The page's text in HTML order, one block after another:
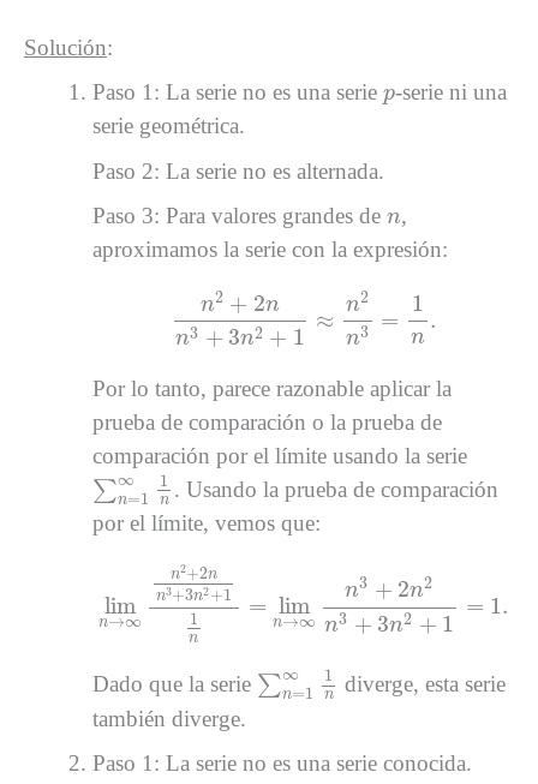
Solución:
Paso 1: La serie no es una seriep
p-serie ni una
serie geométrica.
Paso 2: La serie no es alternada.
Paso 3: Para valores grandes den
n,
aproximamos la serie con la expresión:
n2 + 2n
n3 + 3n2 + 1
≈
n2
n3 =
1
n
.
2n n 3+ 2 1n
Por lo tanto, parece razonable aplicar la
prueba de comparación o la prueba de
comparación por el límite usando la serie
∑∞
n=1
1
n
∑n=1 ∞1 n
. Usando la prueba de comparación
por el límite, vemos que:
lim
n→∞
n2+2n
n3+3n2+1
1
n
= lim
n→∞
n3 + 2n2
n3 + 3n2 + 1
= 1.
∞n 2+
Dado que la serie ∑∞
n=1
1
n
∑n= ∞1 n
diverge, esta serie
también diverge.
Paso 1: La serie no es una serie conocida.